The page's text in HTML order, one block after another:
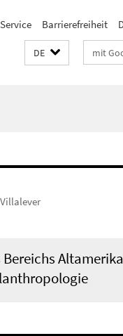
Barrierefreiheit
DE
Bereichs